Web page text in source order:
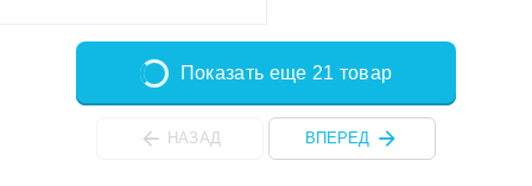
Показать еще 21 товар
НАЗАД ВПЕРЕД